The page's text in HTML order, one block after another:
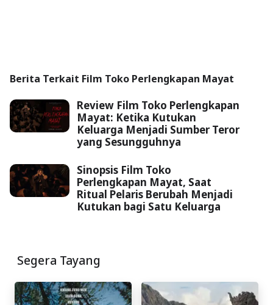
Berita Terkait Film Toko Perlengkapan Mayat
Review Film Toko Perlengkapan
Mayat: Ketika Kutukan
Keluarga Menjadi Sumber Teror
yang Sesungguhnya
Sinopsis Film Toko
Perlengkapan Mayat, Saat
Ritual Pelaris Berubah Menjadi
Kutukan bagi Satu Keluarga
Segera Tayang